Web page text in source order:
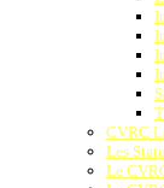
CVRC
Les
Le